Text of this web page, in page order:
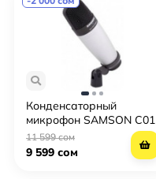
Конденсаторный
микрофон SAMSON C01
11 599 сом
9 599 сом